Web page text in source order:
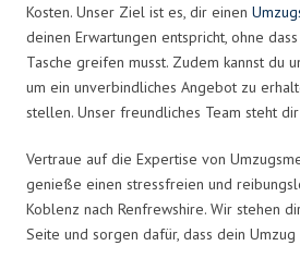
Kosten. Unser Ziel ist es, dir einen
deinen Erwartungen entspricht, ohne
Tasche greifen musst. Zudem kannst du
um ein unverbindliches Angebot zu
stellen. Unser freundliches Team steht
Vertraue auf die Expertise von
genieße einen stressfreien und
Koblenz nach Renfrewshire. Wir stehen
Seite und sorgen dafür, dass dein